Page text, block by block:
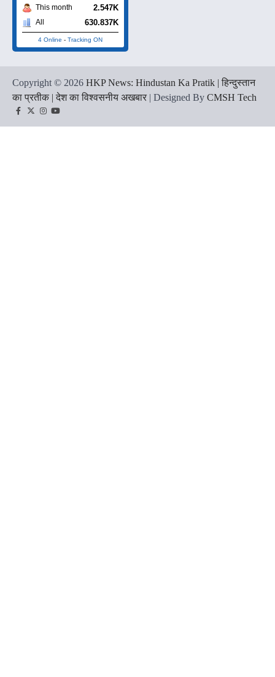
This month 2.547K
All 630.837K
4 Online - Tracking ON
Copyright © 2026 HKP News: Hindustan Ka Pratik | हिन्दुस्तान
का प्रतीक | देश का विश्वसनीय अखबार | Designed By CMSH Tech
Facebook
TwitterInstagram
YouTube